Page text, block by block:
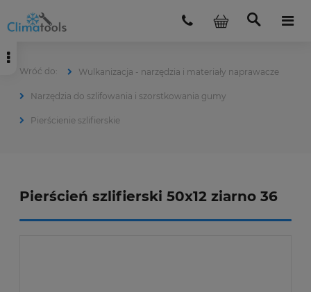
Wulkanizacja - narzędzia i materiały naprawacze
Narzędzia do szlifowania i szorstkowania gumy
Pierścienie szlifierskie
Pierścień szlifierski 50x12 ziarno 36